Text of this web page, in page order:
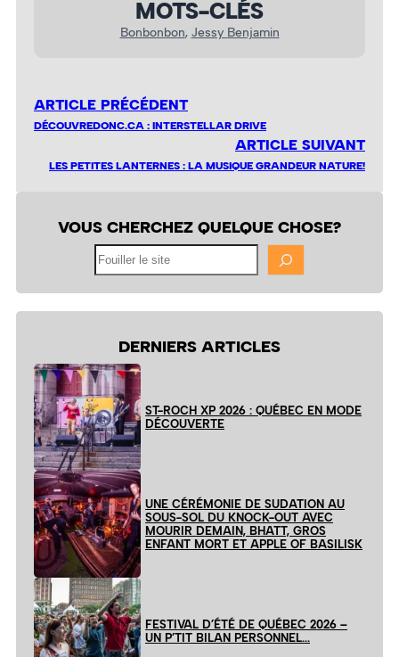
MOTS-CLÉS
Bonbonbon, Jessy Benjamin
ARTICLE PRÉCÉDENT
DÉCOUVREDONC.CA : INTERSTELLAR DRIVE
ARTICLE SUIVANT
LES PETITES LANTERNES : LA MUSIQUE GRANDEUR NATURE!
VOUS CHERCHEZ QUELQUE CHOSE?
DERNIERS ARTICLES
ST-ROCH XP 2026 : QUÉBEC EN MODE
DÉCOUVERTE
UNE CÉRÉMONIE DE SUDATION AU
SOUS-SOL DU KNOCK-OUT AVEC
MOURIR DEMAIN, BHATT, GROS
ENFANT MORT ET APPLE OF BASILISK
FESTIVAL D’ÉTÉ DE QUÉBEC 2026 –
UN P’TIT BILAN PERSONNEL…